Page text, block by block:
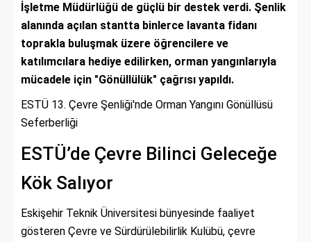
İşletme Müdürlüğü de güçlü bir destek verdi. Şenlik
alanında açılan stantta binlerce lavanta fidanı
toprakla buluşmak üzere öğrencilere ve
katılımcılara hediye edilirken, orman yangınlarıyla
mücadele için "Gönüllülük" çağrısı yapıldı.
ESTÜ 13. Çevre Şenliği'nde Orman Yangını Gönüllüsü
Seferberliği
ESTÜ’de Çevre Bilinci Geleceğe
Kök Salıyor
Eskişehir Teknik Üniversitesi bünyesinde faaliyet
gösteren Çevre ve Sürdürülebilirlik Kulübü, çevre